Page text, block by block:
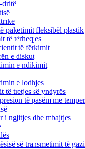
dritë
paketimit fleksibël plastik
të tërheqjes
të fërkimit
e diskut
e ndikimit
e lodhjes
të tretjes së yndyrës
të pasëm me
i ngjitjes dhe mbajtjes
së transmetimit të